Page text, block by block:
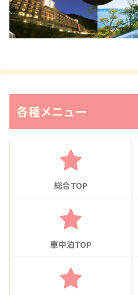
各種メニュー
総合TOP
車中泊TOP